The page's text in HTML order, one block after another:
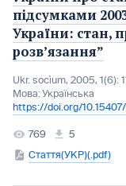
підсумками
України: стан,
розв’язання”
Ukr. socìum, 2005, 1(6):
Мова:Українська
https://doi.org/10.15407/
769
5
Стаття(УКР)(.pdf)